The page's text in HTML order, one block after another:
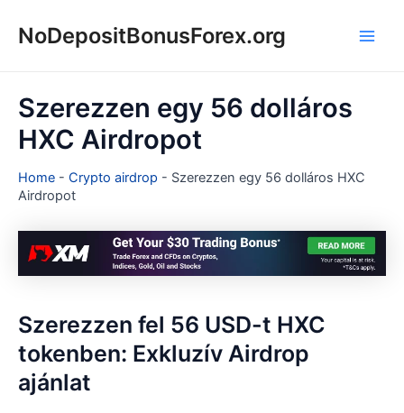
NoDepositBonusForex.org
Szerezzen egy 56 dolláros
HXC Airdropot
Home - Crypto airdrop - Szerezzen egy 56 dolláros HXC
Airdropot
Szerezzen fel 56 USD-t HXC
tokenben: Exkluzív Airdrop
ajánlat